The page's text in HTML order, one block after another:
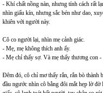
- Khí chất nồng nàn, nhưng tính cách rất
nhìn giấu kín, nhưng sắc bén như dao,
khiên với người này.
Cô co người lại, nhìn mẹ cảnh giác.
- Mẹ, mẹ không thích anh ấy.
- Mẹ chỉ thấy sợ. Và mẹ thấy thương con -
Đêm đó, cô chỉ mơ thấy rắn, rắn bò thành
đầu ngước nhìn cô bằng đôi mắt hẹp lờ